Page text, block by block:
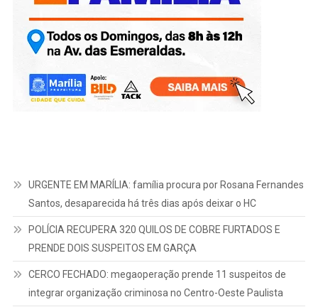
URGENTE EM MARÍLIA: família procura por Rosana Fernandes
Santos, desaparecida há três dias após deixar o HC
POLÍCIA RECUPERA 320 QUILOS DE COBRE FURTADOS E
PRENDE DOIS SUSPEITOS EM GARÇA
CERCO FECHADO: megaoperação prende 11 suspeitos de
integrar organização criminosa no Centro-Oeste Paulista